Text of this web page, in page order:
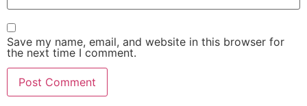
Save my name, email, and website in this browser for
the next time I comment.